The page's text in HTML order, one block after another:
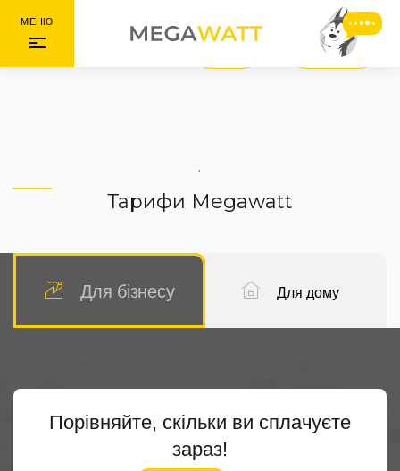
МЕНЮ
ВХІД РЕЄСТРАЦІЯ
.
Тарифи Megawatt
Для бізнесу Для дому
Порівняйте, скільки ви сплачуєте
зараз!